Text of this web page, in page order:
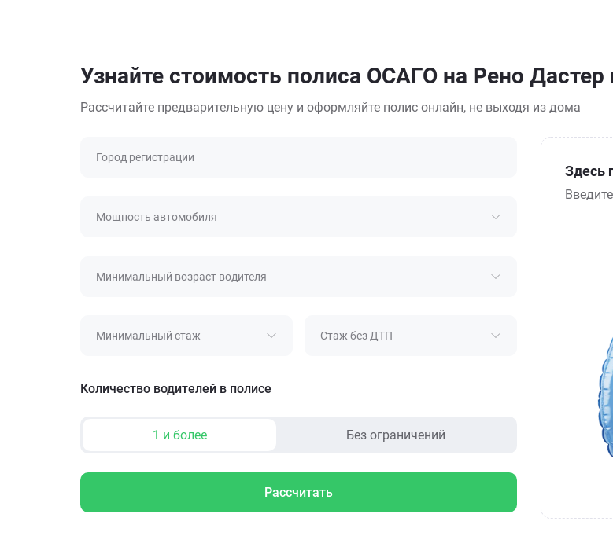
Узнайте стоимость полиса ОСАГО на Рено Дастер
Рассчитайте предварительную цену и оформляйте полис онлайн, не выходя из дома
Город регистрации
Мощность автомобиля
Минимальный возраст водителя
Минимальный стаж Стаж без ДТП
Количество водителей в полисе
1 и более Без ограничений
Рассчитать
Здесь